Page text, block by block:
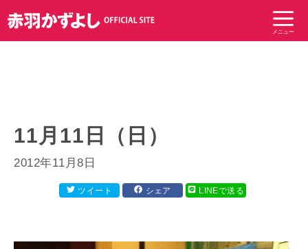
ン
テ
メニュー
11月11日（日）
2012年11月8日
ツイート シェア LINEで送る